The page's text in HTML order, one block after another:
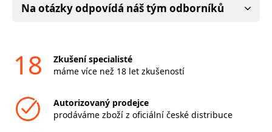
Na otázky odpovídá náš tým odborníků
18
Zkušení specialisté
máme více než 18 let zkušeností
Autorizovaný prodejce
prodáváme zboží z oficiální české distribuce